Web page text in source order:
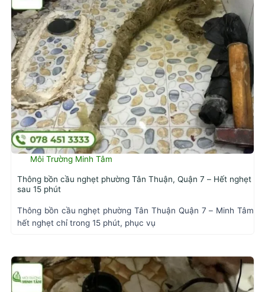
Môi Trường Minh Tâm
Thông bồn cầu nghẹt phường Tân Thuận, Quận 7 – Hết nghẹt
sau 15 phút
Thông bồn cầu nghẹt phường Tân Thuận Quận 7 – Minh Tâm
hết nghẹt chỉ trong 15 phút, phục vụ